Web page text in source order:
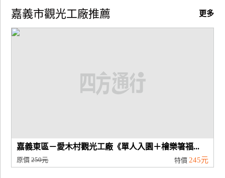
商
合
作
商
品
宣
更多
嘉義市觀光工廠推薦
嘉義東區－愛木村觀光工廠《單人入園＋檜樂箸福...
原價250元 特價 245元